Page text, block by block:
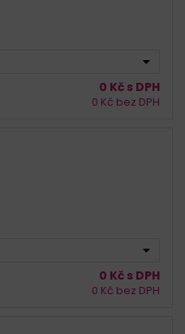
0 Kč s DPH
0 Kč bez DPH
0 Kč s DPH
0 Kč bez DPH